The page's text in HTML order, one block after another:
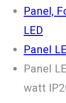
Panel,
LED
Panel
Panel
watt